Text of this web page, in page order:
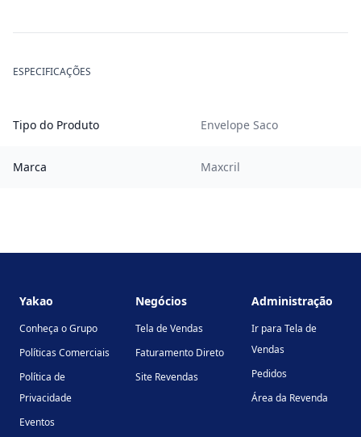
ESPECIFICAÇÕES
Tipo do Produto Envelope Saco
Marca Maxcril
Yakao
Conheça o Grupo
Políticas Comerciais
Política de
Privacidade
Eventos
Negócios
Tela de Vendas
Faturamento Direto
Site Revendas
Administração
Ir para Tela de
Vendas
Pedidos
Área da Revenda